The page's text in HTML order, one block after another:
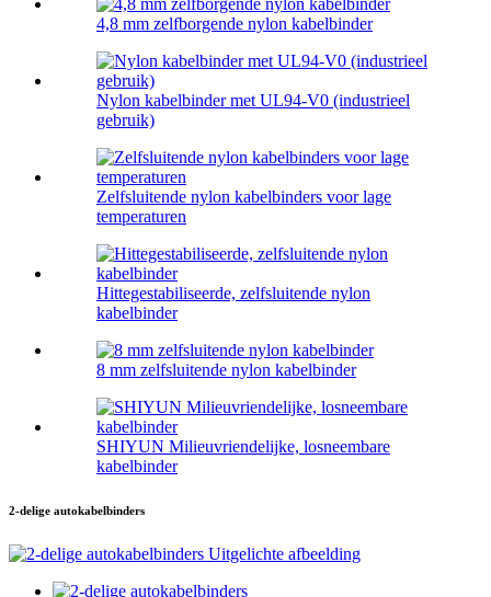
4,8 mm zelfborgende nylon kabelbinder
Nylon kabelbinder met UL94-V0 (industrieel
gebruik)
Zelfsluitende nylon kabelbinders voor lage
temperaturen
Hittegestabiliseerde, zelfsluitende nylon
kabelbinder
8 mm zelfsluitende nylon kabelbinder
SHIYUN Milieuvriendelijke, losneembare
kabelbinder
2-delige autokabelbinders